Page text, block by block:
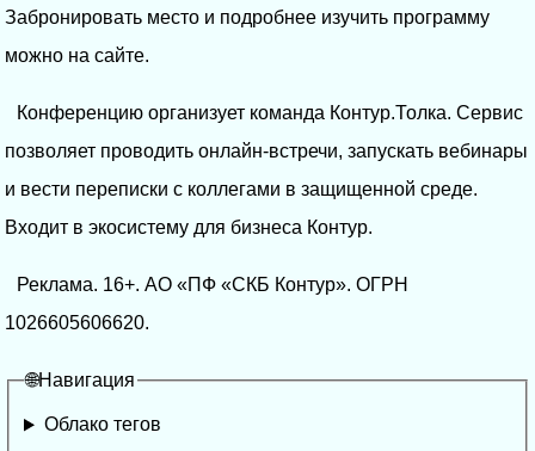
Забронировать место и подробнее изучить программу
можно на сайте.
Конференцию организует команда Контур.Толка. Сервис
позволяет проводить онлайн-встречи, запускать вебинары
и вести переписки с коллегами в защищенной среде.
Входит в экосистему для бизнеса Контур.
Реклама. 16+. АО «ПФ «СКБ Контур». ОГРН
1026605606620.
🌐Навигация
Облако тегов